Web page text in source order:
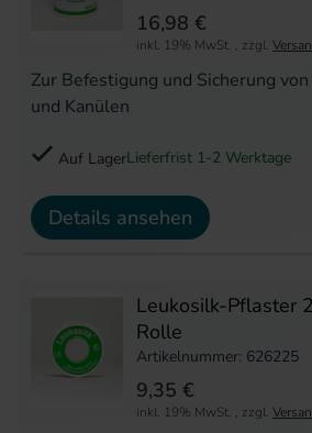
Zur Befestigung und Sicherung
und Kanülen
16,98 €
inkl. 19% MwSt. , zzgl.
Auf LagerLieferfrist 1-2 Werktage
Details ansehen
Leukosilk-Pflaster
Rolle
Artikelnummer: 626225
9,35 €
inkl. 19% MwSt. , zzgl.